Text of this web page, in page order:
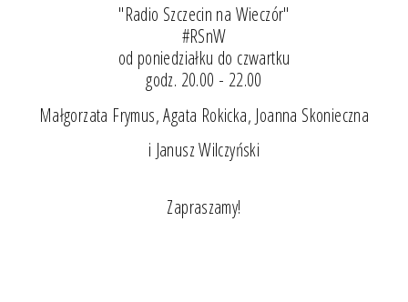
"Radio Szczecin na Wieczór"
#RSnW
od poniedziałku do czwartku
godz. 20.00 - 22.00
Małgorzata Frymus, Agata Rokicka, Joanna Skonieczna
i Janusz Wilczyński
Zapraszamy!